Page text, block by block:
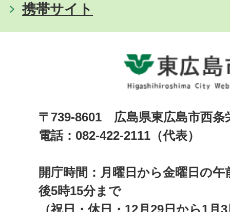
携帯サイト
〒739-8601 広島県東広島市西
電話：082-422-2111（代表）
開庁時間：月曜日から金曜日の午
後5時15分まで